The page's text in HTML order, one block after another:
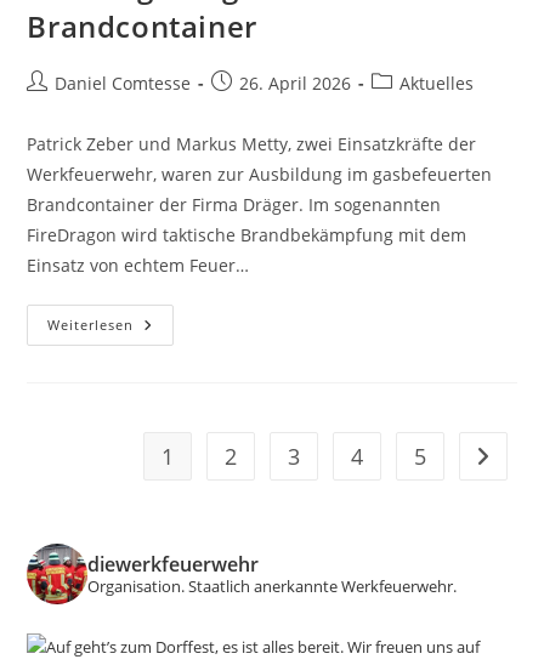
Brandcontainer
Beitrags-
Daniel Comtesse
Beitrag26. April 2026
Beitrags-
Aktuelles
Patrick Zeber und Markus Metty, zwei Einsatzkräfte der
Werkfeuerwehr, waren zur Ausbildung im gasbefeuerten
Brandcontainer der Firma Dräger. Im sogenannten
FireDragon wird taktische Brandbekämpfung mit dem
Einsatz von echtem Feuer…
Weiterlesen FireDragon
–
1 2 3 4 5 Zur
diewerkfeuerwehr
Organisation.Staatlich anerkannte Werkfeuerwehr.